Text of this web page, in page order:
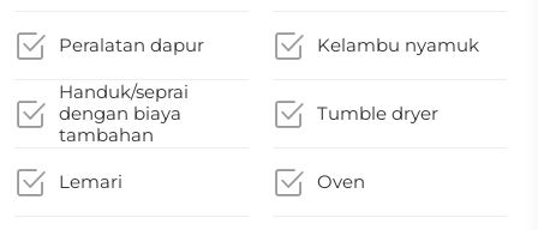
Peralatan dapur Kelambu nyamuk
Handuk/seprai
dengan biaya
tambahan
Tumble dryer
Lemari Oven